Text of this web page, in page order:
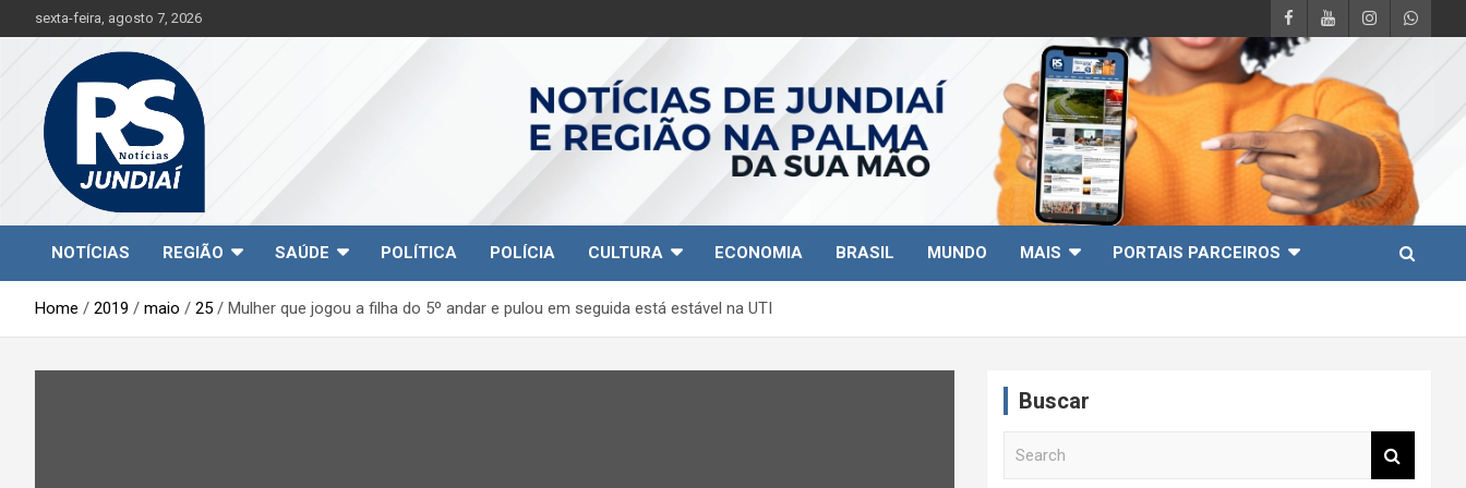
k
t
sexta-feira, agosto 7, 2026
RS Notícias Jundiaí
Jundiaí e região na palma da sua mão!
NOTÍCIAS
REGIÃO SAÚDE POLÍTICA POLÍCIA CULTURA ECONOMIA BRASIL MUNDO MAIS PORTAIS PARCEIROS
Home 2019 maio 25 Mulher que jogou a filha do 5º andar e pulou em seguida está estável na UTI
Buscar